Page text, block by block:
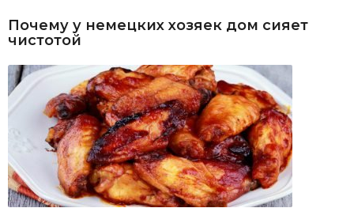
Почему у немецких хозяек дом сияет
чистотой